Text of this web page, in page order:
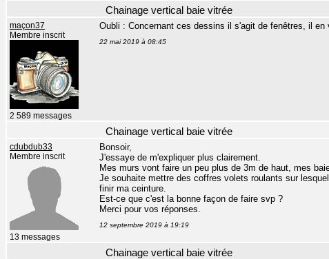
Chainage vertical baie vitrée
maçon37
Membre inscrit
2 589 messages
Oubli : Concernant ces dessins il s'agit de fenêtres, il
22 mai 2019 à 08:45
Chainage vertical baie vitrée
cdubdub33
Membre inscrit
13 messages
Bonsoir,
J'essaye de m'expliquer plus clairement.
Mes murs vont faire un peu plus de 3m de haut, mes
Je souhaite mettre des coffres volets roulants sur
finir ma ceinture.
Est-ce que c'est la bonne façon de faire svp ?
Merci pour vos réponses.
12 septembre 2019 à 19:19
Chainage vertical baie vitrée